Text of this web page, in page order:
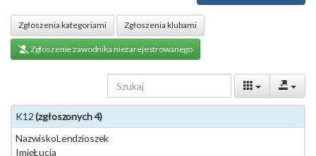
Zgłoszenia kategoriami Zgłoszenia klubami
Zgłoszenie zawodnika niezarejestrowanego
K12(zgłoszonych 4)
NazwiskoLendzioszek
ImięŁucja